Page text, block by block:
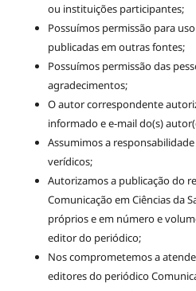
ou instituições participantes;
Possuímos permissão para
publicadas em outras fontes;
Possuímos permissão das
agradecimentos;
O autor correspondente
informado e e-mail do(s)
Assumimos a
verídicos;
Autorizamos a publicação do
Comunicação em Ciências da
próprios e em número e
editor do periódico;
Nos comprometemos a
editores do periódico